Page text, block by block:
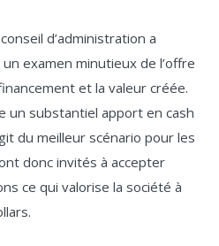
d’administration a
examen minutieux de l’offre
et la valeur créée.
un substantiel apport en cash
du meilleur scénario pour les
donc invités à accepter
ce qui valorise la société à